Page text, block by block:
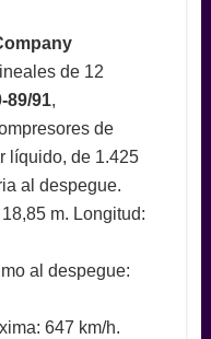
de 12
89/91,
de
líquido, de 1.425
al despegue.
m. Longitud:
al despegue:
647 km/h.